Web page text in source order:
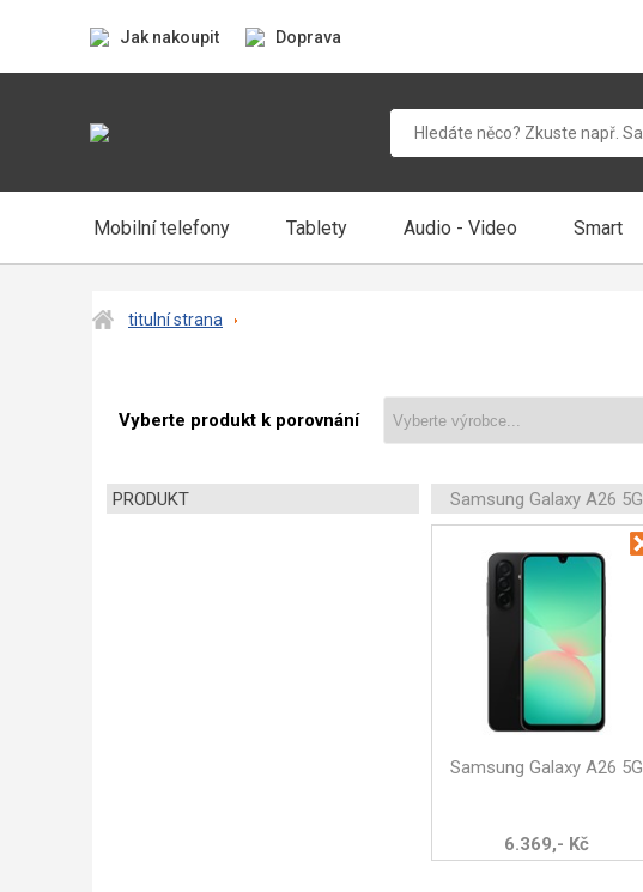
Jak nakoupit Doprava
Mobilní telefony Tablety Audio - Video Smart
titulní strana
Vyberte produkt k porovnání
PRODUKT Samsung Galaxy A26 5G
Samsung Galaxy A26 5G
6.369,- Kč